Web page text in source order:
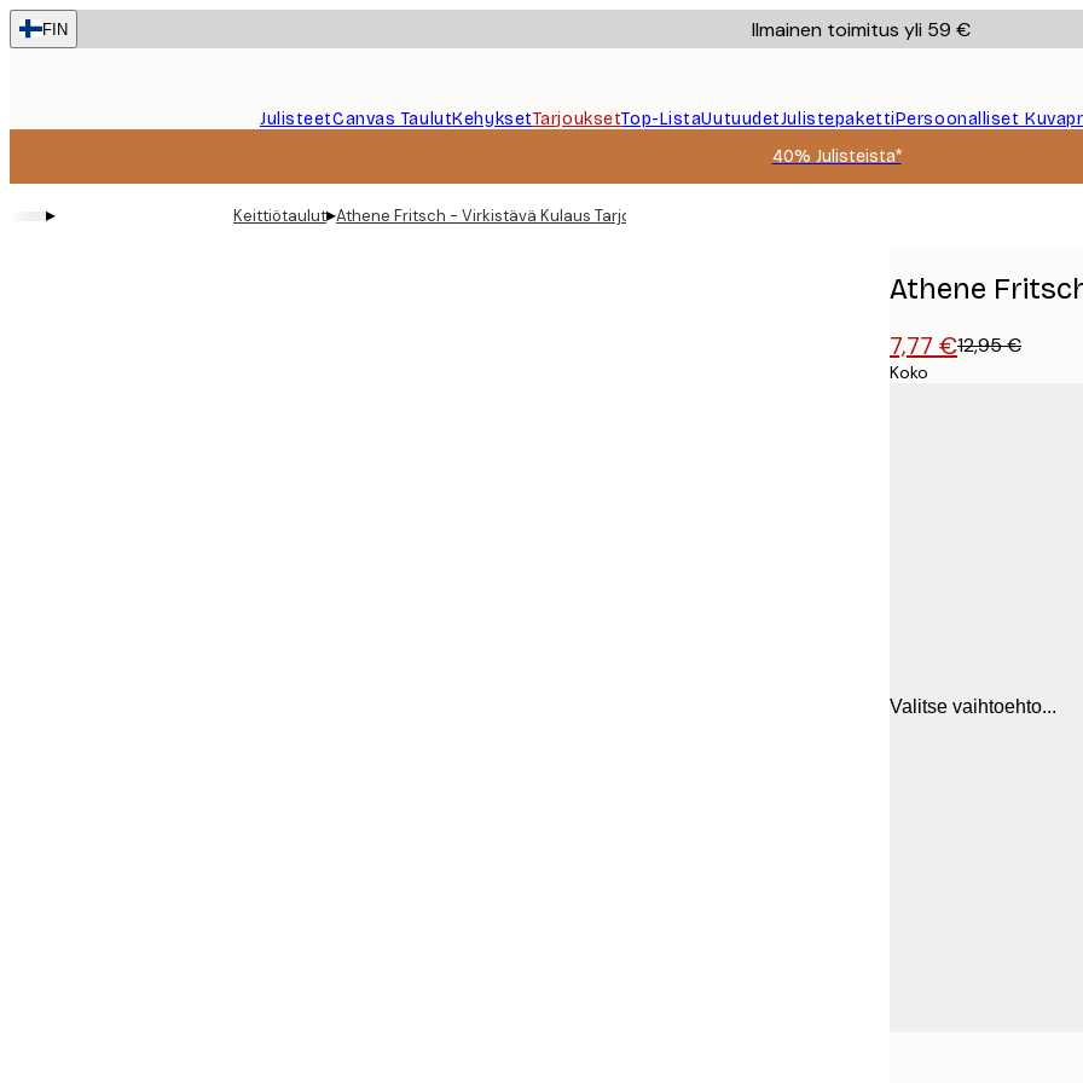
Skip
to
FIN Ilmainen toimitus yli 59 €
JulisteetCanvas TaulutKehyksetTarjouksetTop-ListaUutuudetJulistepakettiPersoonalliset
40% Julisteista*
▸ Keittiötaulut▸Athene Fritsch - Virkistävä Kulaus Tarjous Juliste
Athene
7,77 €12,95 €
Koko
Valitse vaihtoehto...